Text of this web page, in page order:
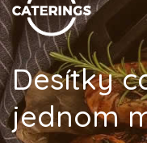
Desítky
jednom